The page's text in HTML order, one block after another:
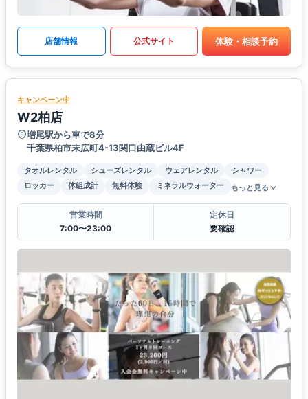
店舗情報 公式サイト 体験・相談予約
キャンペーン中
W2柏店
増尾駅から車で8分
千葉県柏市末広町4-13関口由蔵ビル4F
タオルレンタル シューズレンタル ウェアレンタル
シャワー
ロッカー
体組成計 無料体験 ミネラルウォーター もっと見る
営業時間
7:00〜23:00
定休日
要確認